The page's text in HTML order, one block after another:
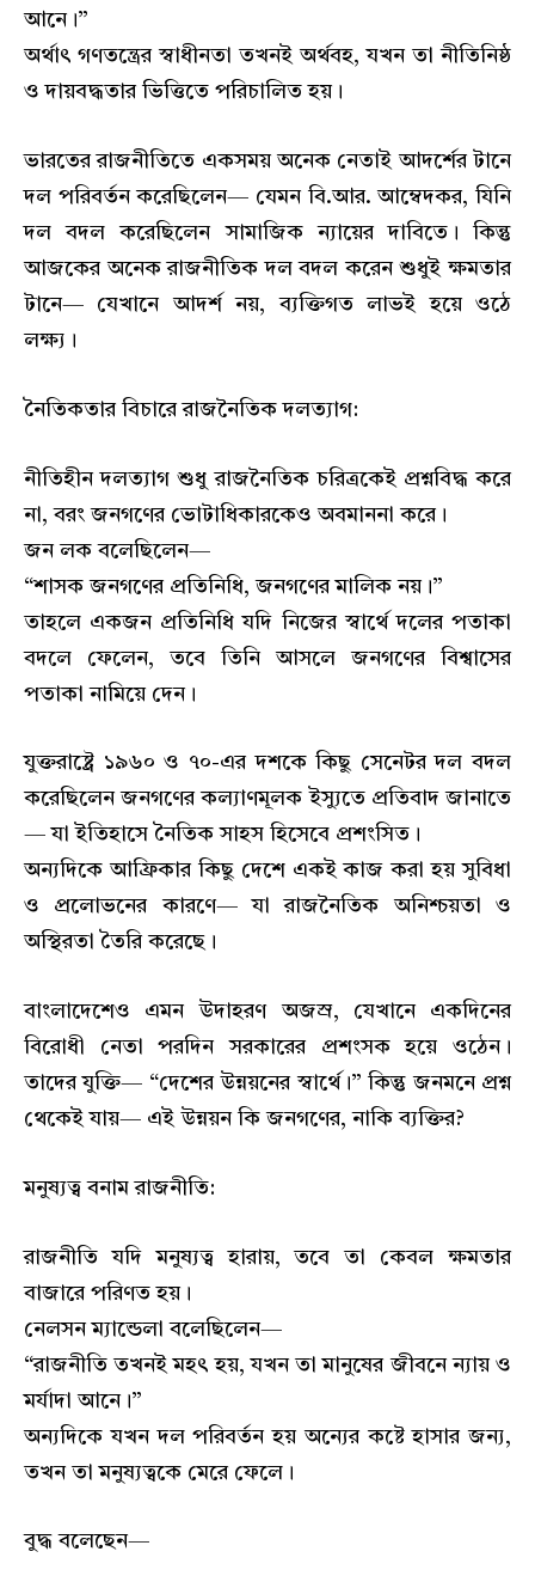
আনে।”
অর্থাৎ গণতন্ত্রের স্বাধীনতা তখনই অর্থবহ, যখন তা নীতিনিষ্ঠ
ও দায়বদ্ধতার ভিত্তিতে পরিচালিত হয়।
ভারতের রাজনীতিতে একসময় অনেক নেতাই আদর্শের টানে
দল পরিবর্তন করেছিলেন— যেমন বি.আর. আম্বেদকর, যিনি
দল বদল করেছিলেন সামাজিক ন্যায়ের দাবিতে। কিন্তু
আজকের অনেক রাজনীতিক দল বদল করেন শুধুই ক্ষমতার
টানে— যেখানে আদর্শ নয়, ব্যক্তিগত লাভই হয়ে ওঠে
লক্ষ্য।
নৈতিকতার বিচারে রাজনৈতিক দলত্যাগ:
নীতিহীন দলত্যাগ শুধু রাজনৈতিক চরিত্রকেই প্রশ্নবিদ্ধ করে
না, বরং জনগণের ভোটাধিকারকেও অবমাননা করে।
জন লক বলেছিলেন—
“শাসক জনগণের প্রতিনিধি, জনগণের মালিক নয়।”
তাহলে একজন প্রতিনিধি যদি নিজের স্বার্থে দলের পতাকা
বদলে ফেলেন, তবে তিনি আসলে জনগণের বিশ্বাসের
পতাকা নামিয়ে দেন।
যুক্তরাষ্ট্রে ১৯৬০ ও ৭০-এর দশকে কিছু সেনেটর দল বদল
করেছিলেন জনগণের কল্যাণমূলক ইস্যুতে প্রতিবাদ জানাতে
— যা ইতিহাসে নৈতিক সাহস হিসেবে প্রশংসিত।
অন্যদিকে আফ্রিকার কিছু দেশে একই কাজ করা হয় সুবিধা
ও প্রলোভনের কারণে— যা রাজনৈতিক অনিশ্চয়তা ও
অস্থিরতা তৈরি করেছে।
বাংলাদেশেও এমন উদাহরণ অজস্র, যেখানে একদিনের
বিরোধী নেতা পরদিন সরকারের প্রশংসক হয়ে ওঠেন।
তাদের যুক্তি— “দেশের উন্নয়নের স্বার্থে।” কিন্তু জনমনে প্রশ্ন
থেকেই যায়— এই উন্নয়ন কি জনগণের, নাকি ব্যক্তির?
মনুষ্যত্ব বনাম রাজনীতি:
রাজনীতি যদি মনুষ্যত্ব হারায়, তবে তা কেবল ক্ষমতার
বাজারে পরিণত হয়।
নেলসন ম্যান্ডেলা বলেছিলেন—
“রাজনীতি তখনই মহৎ হয়, যখন তা মানুষের জীবনে ন্যায় ও
মর্যাদা আনে।”
অন্যদিকে যখন দল পরিবর্তন হয় অন্যের কষ্টে হাসার জন্য,
তখন তা মনুষ্যত্বকে মেরে ফেলে।
বুদ্ধ বলেছেন—